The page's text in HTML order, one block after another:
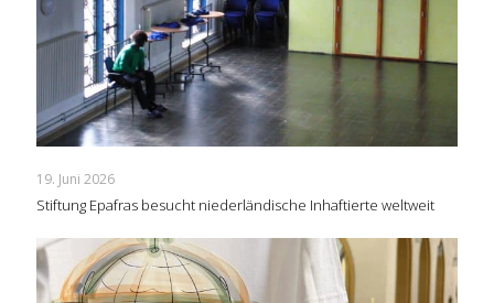
19. Juni 2026
Stiftung Epafras besucht niederländische Inhaftierte weltweit